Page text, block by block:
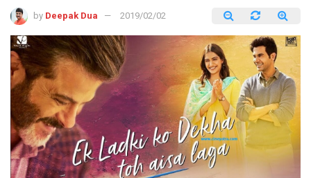
by Deepak Dua 2019/02/02